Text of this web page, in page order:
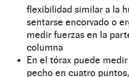
flexibilidad similar a la
sentarse encorvado o
medir fuerzas en la
columna
En el tórax puede
pecho en cuatro